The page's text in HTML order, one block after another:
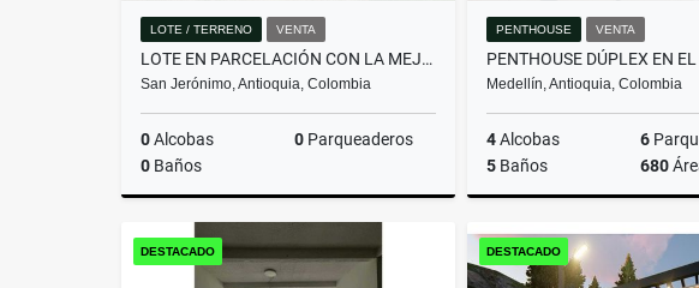
LOTE / TERRENO VENTA
LOTE EN PARCELACIÓN CON LA MEJOR VISTA DEL SECTOR
San Jerónimo, Antioquia, Colombia
0Alcobas 0 Parqueaderos
0 Baños
$699.360.000
PENTHOUSE VENTA
Medellín, Antioquia, Colombia
4Alcobas 6
5 Baños 680
DESTACADO DESTACADO